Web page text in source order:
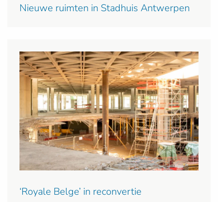
Nieuwe ruimten in Stadhuis Antwerpen
‘Royale Belge’ in reconvertie